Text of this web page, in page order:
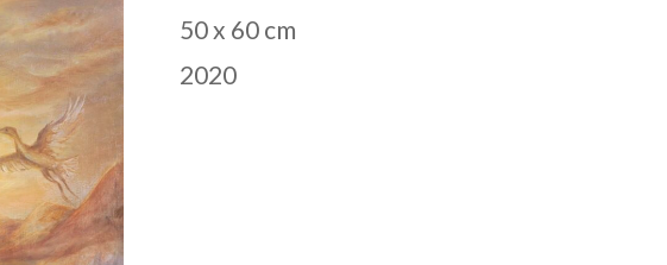
50 x 60 cm
2020